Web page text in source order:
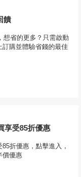
饋
想省的更多？只需啟動
購並體驗省錢的最佳
享受85折優惠
折優惠，點擊進入，
價優惠